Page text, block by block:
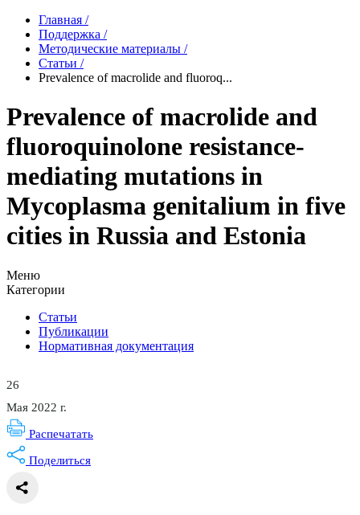
Главная /
Поддержка /
Методические материалы /
Статьи /
Prevalence of macrolide and fluoroq...
Prevalence of macrolide and
fluoroquinolone resistance-
mediating mutations in
Mycoplasma genitalium in five
cities in Russia and Estonia
Меню
Категории
Статьи
Публикации
Нормативная документация
26
Мая 2022 г.
Распечатать
Поделиться